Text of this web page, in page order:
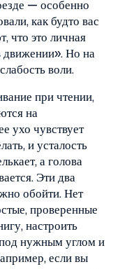
— особенно
как будто вас
что это личная
движении». Но на
воли.
при чтении,
на
ухо чувствует
, и усталость
а голова
. Эти два
обойти. Нет
проверенные
настроить
нужным углом и
если вы